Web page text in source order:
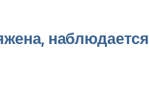
наблюдается